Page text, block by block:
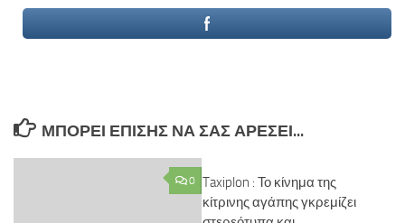
ΜΠΟΡΕΊ ΕΠΊΣΗΣ ΝΑ ΣΑΣ ΑΡΈΣΕΙ...
0 Taxiplon : Το κίνημα της
κίτρινης αγάπης γκρεμίζει